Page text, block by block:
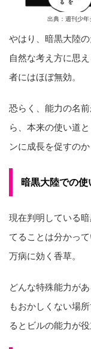
出典：週刊少
やはり、暗黒大陸
自然な考え方に思
者にはほぼ無効。
恐らく、能力の名
ら、本来の使い道
ンに成長を促すのか
暗黒大陸での使
現在判明している
てることは分かっ
万病に効く香草。
どんな特殊能力が
もおかしくない場
るとビルの能力が役